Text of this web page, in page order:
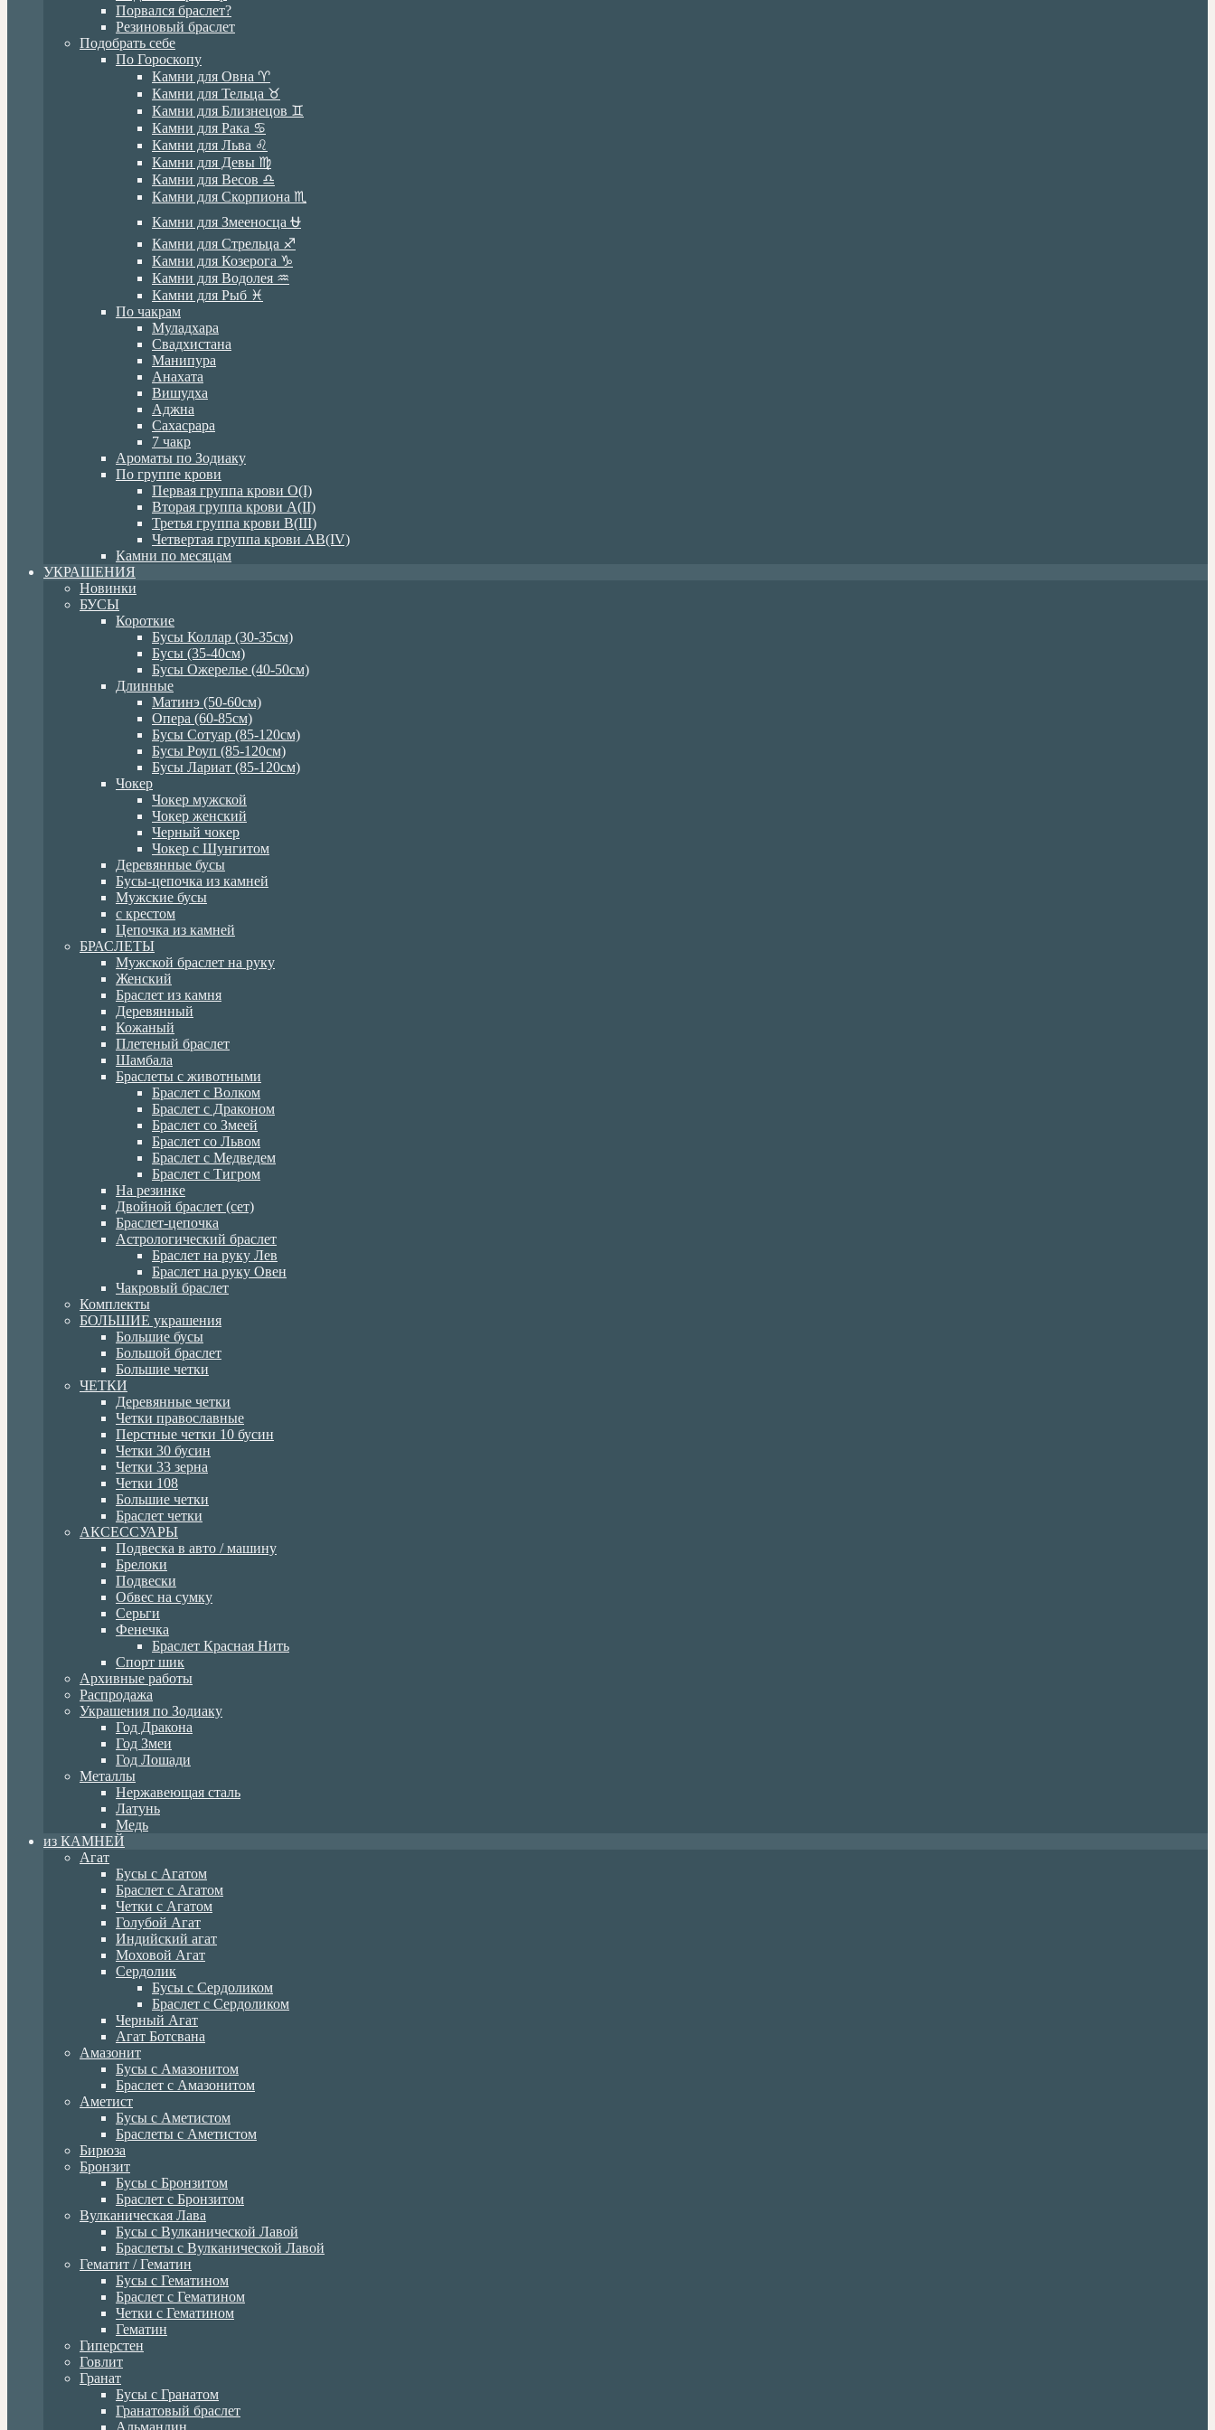
Порвался браслет?
Резиновый браслет
Подобрать себе
По Гороскопу
Камни для Овна ♈️
Камни для Тельца ♉️
Камни для Близнецов ♊️
Камни для Рака ♋️
Камни для Льва ♌️
Камни для Девы ♍️
Камни для Весов ♎️
Камни для Скорпиона ♏️
Камни для Змееносца ⛎
Камни для Стрельца ♐️
Камни для Козерога ♑️
Камни для Водолея ♒️
Камни для Рыб ♓️
По чакрам
Муладхара
Свадхистана
Манипура
Анахата
Вишудха
Аджна
Сахасрара
7 чакр
Ароматы по Зодиаку
По группе крови
Первая группа крови О(I)
Вторая группа крови А(II)
Третья группа крови В(III)
Четвертая группа крови АВ(IV)
Камни по месяцам
УКРАШЕНИЯ
Новинки
БУСЫ
Короткие
Бусы Коллар (30-35см)
Бусы (35-40см)
Бусы Ожерелье (40-50см)
Длинные
Матинэ (50-60см)
Опера (60-85см)
Бусы Сотуар (85-120см)
Бусы Роуп (85-120см)
Бусы Лариат (85-120см)
Чокер
Чокер мужской
Чокер женский
Черный чокер
Чокер с Шунгитом
Деревянные бусы
Бусы-цепочка из камней
Мужские бусы
с крестом
Цепочка из камней
БРАСЛЕТЫ
Мужской браслет на руку
Женский
Браслет из камня
Деревянный
Кожаный
Плетеный браслет
Шамбала
Браслеты с животными
Браслет с Волком
Браслет с Драконом
Браслет со Змеей
Браслет со Львом
Браслет с Медведем
Браслет с Тигром
На резинке
Двойной браслет (сет)
Браслет-цепочка
Астрологический браслет
Браслет на руку Лев
Браслет на руку Овен
Чакровый браслет
Комплекты
БОЛЬШИЕ украшения
Большие бусы
Большой браслет
Большие четки
ЧЕТКИ
Деревянные четки
Четки православные
Перстные четки 10 бусин
Четки 30 бусин
Четки 33 зерна
Четки 108
Большие четки
Браслет четки
АКСЕССУАРЫ
Подвеска в авто / машину
Брелоки
Подвески
Обвес на сумку
Серьги
Фенечка
Браслет Красная Нить
Спорт шик
Архивные работы
Распродажа
Украшения по Зодиаку
Год Дракона
Год Змеи
Год Лошади
Металлы
Нержавеющая сталь
Латунь
Медь
из КАМНЕЙ
Агат
Бусы с Агатом
Браслет с Агатом
Четки с Агатом
Голубой Агат
Индийский агат
Моховой Агат
Сердолик
Бусы с Сердоликом
Браслет с Сердоликом
Черный Агат
Агат Ботсвана
Амазонит
Бусы с Амазонитом
Браслет с Амазонитом
Аметист
Бусы с Аметистом
Браслеты с Аметистом
Бирюза
Бронзит
Бусы с Бронзитом
Браслет с Бронзитом
Вулканическая Лава
Бусы с Вулканической Лавой
Браслеты с Вулканической Лавой
Гематит / Гематин
Бусы с Гематином
Браслет с Гематином
Четки с Гематином
Гематин
Гиперстен
Говлит
Гранат
Бусы с Гранатом
Гранатовый браслет
Альмандин